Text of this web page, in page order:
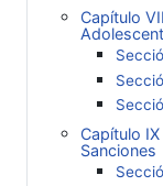
Capítulo
Capítulo
Sanciones